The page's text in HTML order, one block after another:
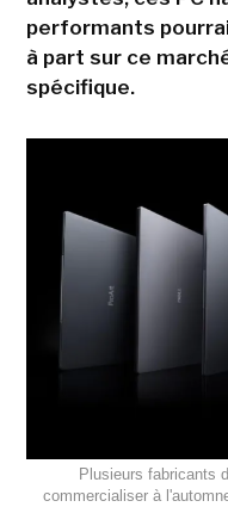
performants
à part sur ce
spécifique.
Plusieurs fabricants
commercialiser à